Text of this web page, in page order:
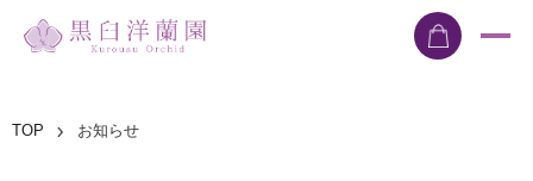
TOP お知らせ